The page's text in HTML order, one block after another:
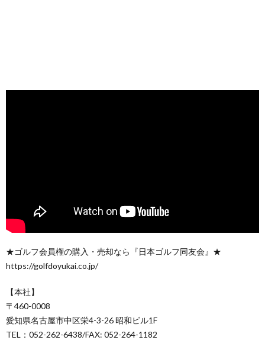
★ゴルフ会員権の購入・売却なら『日本ゴルフ同友会』★
https://golfdoyukai.co.jp/
【本社】
〒460-0008
愛知県名古屋市中区栄4-3-26 昭和ビル1F
TEL：052-262-6438/FAX: 052-264-1182